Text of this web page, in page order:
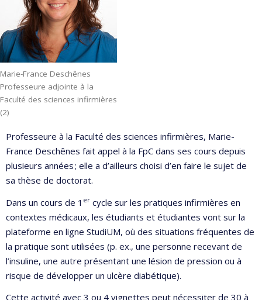
Marie-France Deschênes
Professeure adjointe à la
Faculté des sciences infirmières
(2)
Professeure à la Faculté des sciences infirmières, Marie-
France Deschênes fait appel à la FpC dans ses cours depuis
plusieurs années ; elle a d’ailleurs choisi d’en faire le sujet de
sa thèse de doctorat.
Dans un cours de 1 er cycle sur les pratiques infirmières en
contextes médicaux, les étudiants et étudiantes vont sur la
plateforme en ligne StudiUM, où des situations fréquentes de
la pratique sont utilisées (p. ex., une personne recevant de
l’insuline, une autre présentant une lésion de pression ou à
risque de développer un ulcère diabétique).
Cette activité avec 3 ou 4 vignettes peut nécessiter de 30 à